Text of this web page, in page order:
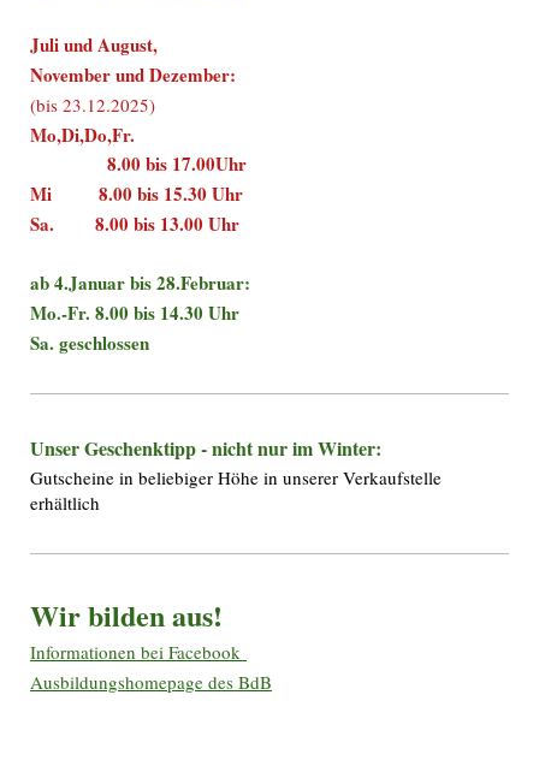
Juli und August,
November und Dezember:
(bis 23.12.2025)
Mo,Di,Do,Fr.
8.00 bis 17.00Uhr
Mi 8.00 bis 15.30 Uhr
Sa. 8.00 bis 13.00 Uhr
ab 4.Januar bis 28.Februar:
Mo.-Fr. 8.00 bis 14.30 Uhr
Sa. geschlossen
Unser Geschenktipp - nicht nur im Winter:
Gutscheine in beliebiger Höhe in unserer Verkaufstelle
erhältlich
Wir bilden aus!
Informationen bei Facebook
Ausbildungshomepage des BdB